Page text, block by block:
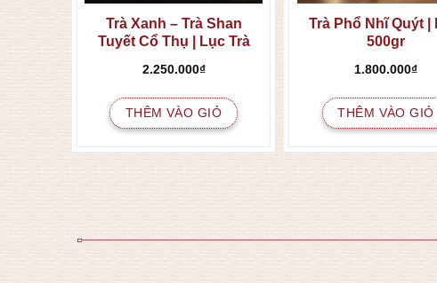
Trà Xanh – Trà Shan
Tuyết Cổ Thụ | Lục Trà
2.250.000₫
THÊM VÀO GIỎ
Trà Phổ Nhĩ Quýt |
500gr
1.800.000₫
THÊM VÀO GIỎ